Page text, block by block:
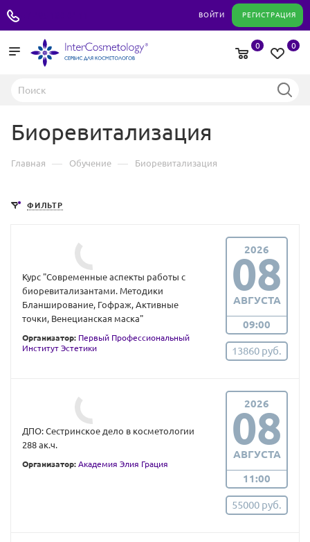
ВОЙТИ РЕГИСТРАЦИЯ
0
0
Биоревитализация
Главная — Обучение — Биоревитализация
ФИЛЬТР
Курс "Современные аспекты работы с
биоревитализантами. Методики
Бланширование, Гофраж, Активные
точки, Венецианская маска"
Организатор: Первый Профессиональный
Институт Эстетики
2026
08
АВГУСТА
09:00
13860 руб.
ДПО: Сестринское дело в косметологии
288 ак.ч.
Организатор: Академия Элия Грация
2026
08
АВГУСТА
11:00
55000 руб.